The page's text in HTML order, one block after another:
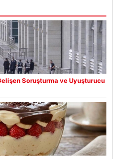
Soruşturma ve Uyuşturucu